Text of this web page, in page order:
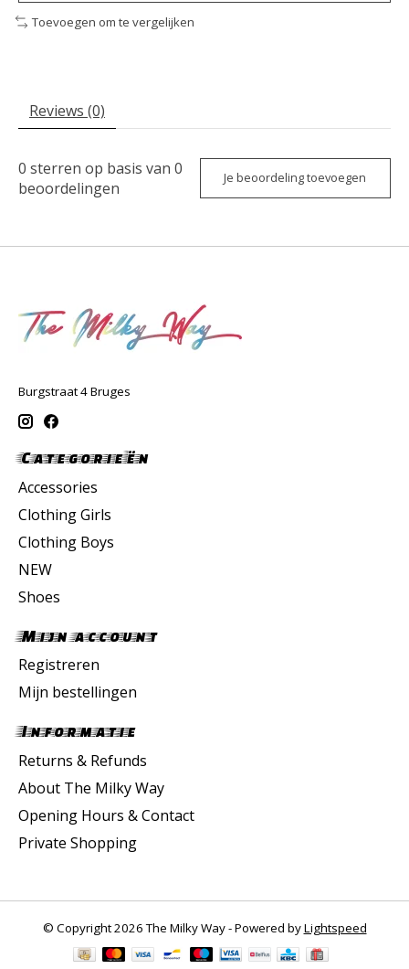
Toevoegen om te vergelijken
Reviews (0)
0 sterren op basis van 0
beoordelingen
Je beoordeling toevoegen
Burgstraat 4 Bruges
Categorieën
Accessories
Clothing Girls
Clothing Boys
NEW
Shoes
Mijn account
Registreren
Mijn bestellingen
Informatie
Returns & Refunds
About The Milky Way
Opening Hours & Contact
Private Shopping
© Copyright 2026 The Milky Way - Powered byLightspeed